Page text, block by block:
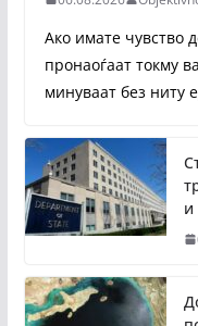
Ако имате чувство
пронаоѓаат токму
минуваат без ниту
и